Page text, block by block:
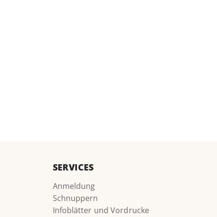
SERVICES
Anmeldung
Schnuppern
Infoblätter und Vordrucke